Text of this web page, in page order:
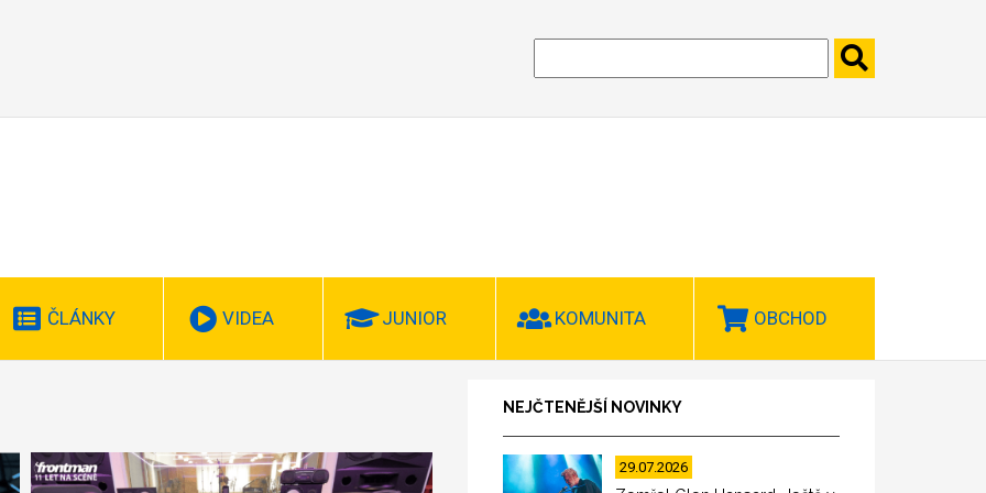
ČLÁNKY VIDEA JUNIOR KOMUNITA OBCHOD
NEJČTENĚJŠÍ NOVINKY
29.07.2026